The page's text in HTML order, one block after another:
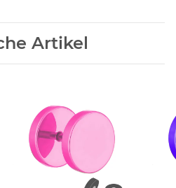
Artikel